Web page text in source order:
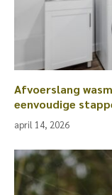
Afvoerslang
eenvoudige
april 14, 2026